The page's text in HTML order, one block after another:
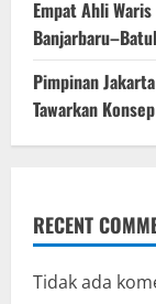
Empat Ahli
Pimpinan
Tawarkan
RECENT
Tidak ada